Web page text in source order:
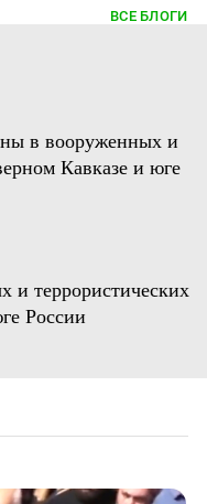
ВСЕ БЛОГИ
в вооруженных и
Кавказе и юге
и террористических
России